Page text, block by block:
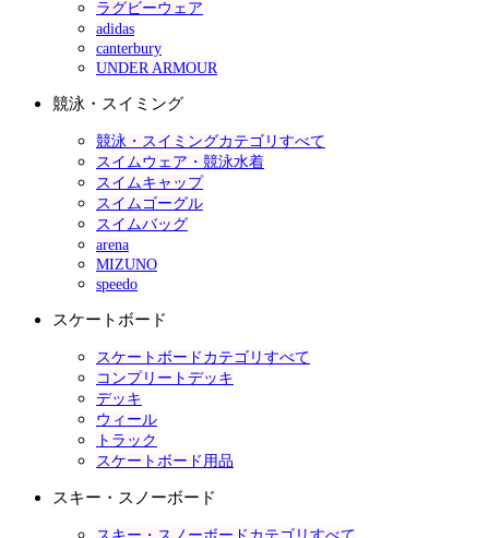
ラグビーウェア
adidas
canterbury
UNDER ARMOUR
競泳・スイミング
競泳・スイミングカテゴリすべて
スイムウェア・競泳水着
スイムキャップ
スイムゴーグル
スイムバッグ
arena
MIZUNO
speedo
スケートボード
スケートボードカテゴリすべて
コンプリートデッキ
デッキ
ウィール
トラック
スケートボード用品
スキー・スノーボード